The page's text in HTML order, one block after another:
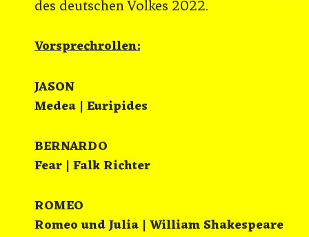
des deutschen Volkes 2022.
Vorsprechrollen:
JASON
Medea | Euripides
BERNARDO
Fear | Falk Richter
ROMEO
Romeo und Julia | William Shakespeare